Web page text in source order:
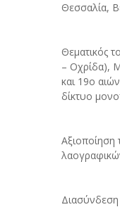
Θεσσαλία,
Θεματικός
– Οχρίδα),
και 19ο
δίκτυο
Αξιοποίηση
Διασύνδεση